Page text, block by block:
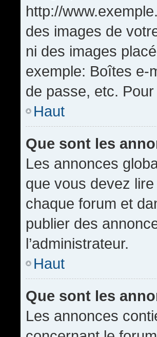
http://
des images de
ni des images
exemple: Boîtes e-
de passe, etc.
Haut
Que sont les
Les annonces
que vous devez
chaque forum et
publier des
l’administrateur.
Haut
Que sont les
Les annonces